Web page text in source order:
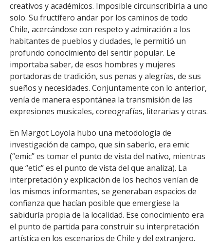
creativos y académicos. Imposible circunscribirla a uno
solo. Su fructífero andar por los caminos de todo
Chile, acercándose con respeto y admiración a los
habitantes de pueblos y ciudades, le permitió un
profundo conocimiento del sentir popular. Le
importaba saber, de esos hombres y mujeres
portadoras de tradición, sus penas y alegrías, de sus
sueños y necesidades. Conjuntamente con lo anterior,
venía de manera espontánea la transmisión de las
expresiones musicales, coreografías, literarias y otras.
En Margot Loyola hubo una metodología de
investigación de campo, que sin saberlo, era emic
(“emic” es tomar el punto de vista del nativo, mientras
que “etic” es el punto de vista del que analiza). La
interpretación y explicación de los hechos venían de
los mismos informantes, se generaban espacios de
confianza que hacían posible que emergiese la
sabiduría propia de la localidad. Ese conocimiento era
el punto de partida para construir su interpretación
artística en los escenarios de Chile y del extranjero.